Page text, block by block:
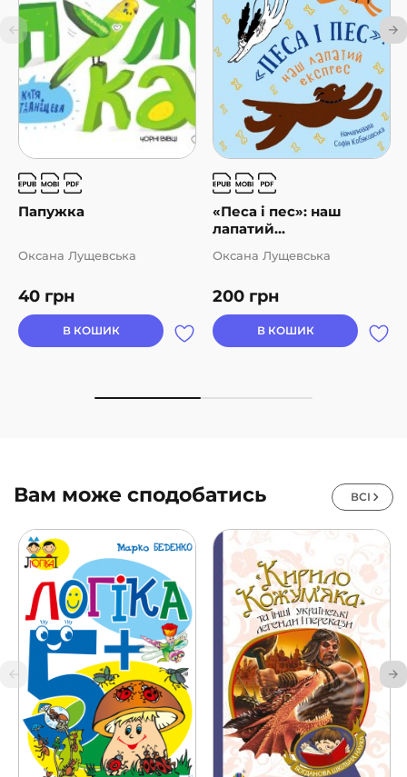
Папужка
40 грн
Оксана Лущевська
В КОШИК
«Песа і пес»: наш
лапатий...
200 грн
Оксана Лущевська
В КОШИК
Вам може сподобатись ВСІ